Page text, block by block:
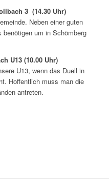
3 (14.30 Uhr)
Neben einer guten
um in Schömberg
U13 (10.00 Uhr)
U13, wenn das Duell in
Hoffentlich muss man die
antreten.